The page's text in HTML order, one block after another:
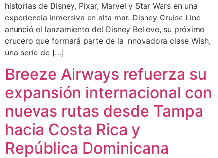
historias de Disney, Pixar, Marvel y Star Wars en una
experiencia inmersiva en alta mar. Disney Cruise Line
anunció el lanzamiento del Disney Believe, su próximo
crucero que formará parte de la innovadora clase Wish,
una serie de […]
Breeze Airways refuerza su
expansión internacional con
nuevas rutas desde Tampa
hacia Costa Rica y
República Dominicana